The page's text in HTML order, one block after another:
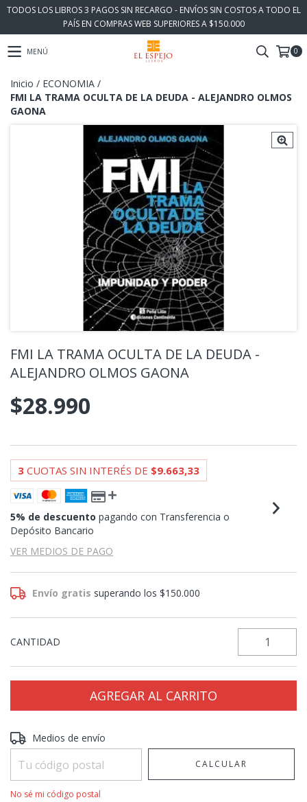
TODOS LOS LIBROS 3 PAGOS SIN RECARGO - ENVÍOS SIN COSTOS A TODO EL
PAÍS EN COMPRAS WEB SUPERIORES A $150.000
MENÚ 0
Inicio / ECONOMIA /
FMI LA TRAMA OCULTA DE LA DEUDA - ALEJANDRO OLMOS
GAONA
FMI LA TRAMA OCULTA DE LA DEUDA -
ALEJANDRO OLMOS GAONA
$28.990
3 CUOTAS SIN INTERÉS DE $9.663,33
5% de descuento pagando con Transferencia o
Depósito Bancario
VER MEDIOS DE PAGO
Envío gratis superando los$150.000
CANTIDAD
Entregas para el CP:
Medios de envío
CALCULAR
No sé mi código postal